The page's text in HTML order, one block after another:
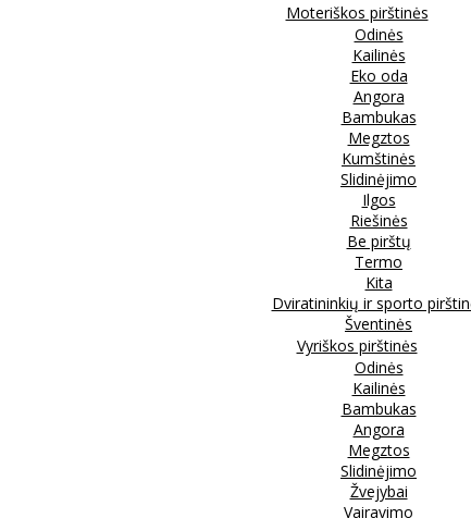
Moteriškos pirštinės
Odinės
Kailinės
Eko oda
Angora
Bambukas
Megztos
Kumštinės
Slidinėjimo
Ilgos
Riešinės
Be pirštų
Termo
Kita
Dviratininkių ir sporto
Šventinės
Vyriškos pirštinės
Odinės
Kailinės
Bambukas
Angora
Megztos
Slidinėjimo
Žvejybai
Vairavimo